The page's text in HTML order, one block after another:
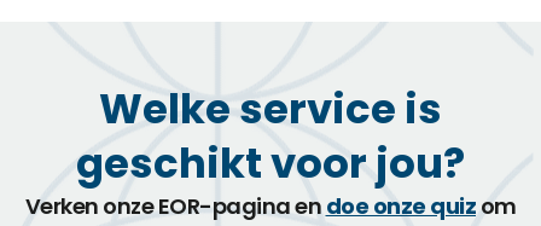
Welke service is
geschikt voor jou?
Verken onze EOR-pagina en doe onze quiz om